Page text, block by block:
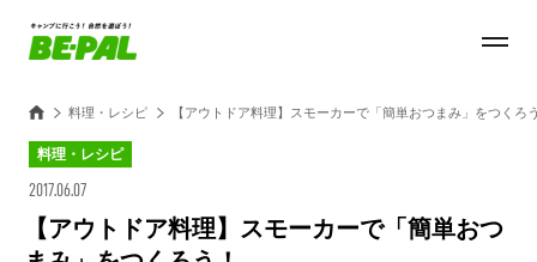
料理・レシピ 【アウトドア料理】スモーカーで「簡単おつまみ」をつくろ
料理・レシピ
2017.06.07
【アウトドア料理】スモーカーで「簡単おつ